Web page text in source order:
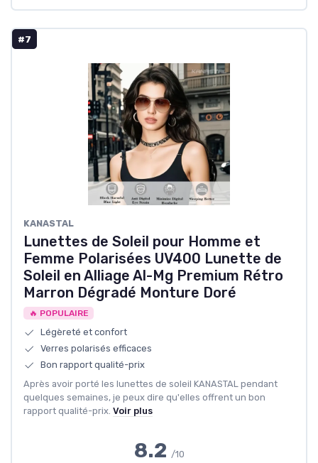
#7
KANASTAL
Lunettes de Soleil pour Homme et
Femme Polarisées UV400 Lunette de
Soleil en Alliage Al-Mg Premium Rétro
Marron Dégradé Monture Doré
🔥 POPULAIRE
Légèreté et confort
Verres polarisés efficaces
Bon rapport qualité-prix
Après avoir porté les lunettes de soleil KANASTAL pendant
quelques semaines, je peux dire qu'elles offrent un bon
rapport qualité-prix. Voir plus
8.2 /10